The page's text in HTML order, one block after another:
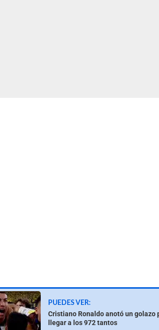
PUEDES VER:
Cristiano Ronaldo anotó un golazo
llegar a los 972 tantos